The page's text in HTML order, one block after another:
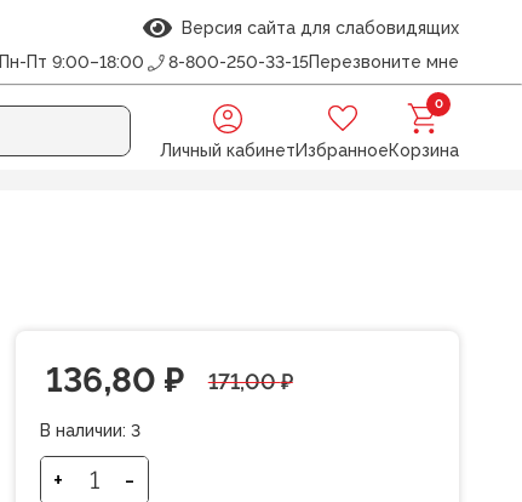
Версия сайта для слабовидящих
Пн-Пт 9:00–18:00 8-800-250-33-15Перезвоните мне
Личный кабинетИзбранное
0
Корзина
171,00₽
Первоначальная
цена
составляла
136,80 ₽
Текущая
цена:
136,80 ₽.
В наличии: 3
+
Количество
-